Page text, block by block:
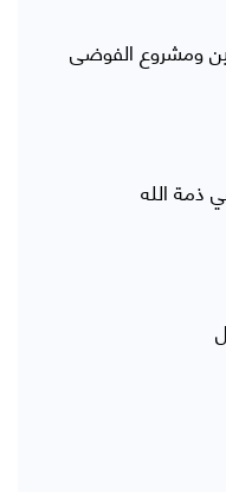
ومشروع الفوضى
ذمة الله